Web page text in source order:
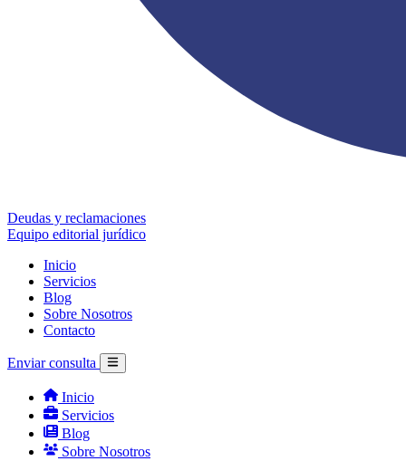
Deudas y reclamaciones
Equipo editorial jurídico
Inicio
Servicios
Blog
Sobre Nosotros
Contacto
Enviar consulta
Inicio
Servicios
Blog
Sobre Nosotros